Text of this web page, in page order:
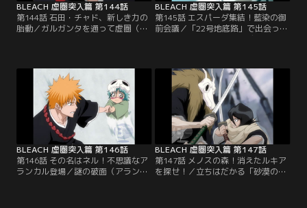
BLEACH 虚圏突入篇 第144話
第144話 石田・チャド、新しき力の
胎動／ガルガンタを通って虚圏（ウ
ントに虚圏（ウェコムンド）に来た
のか半信半疑の3人は、とにかく織
姫の居場所を求めて通路を進んでい
く。しかし、通路にはさまざまなト
ラップが仕掛けてあり、度々危機に
陥る…。【提供：バンダイチャンネ
BLEACH 虚圏突入篇 第145話
第145話 エスパーダ集結！藍染の御
前会議／「22号地底路」で出会った
「アイスリンガー」と「デモウラ」
ド）の地上に出る。そこは全てが夜
で白い砂だけが存在する世界だっ
た。地上に出てすぐに藍染の宮殿・
ラス・ノーチェスを見つけた3人
は、その巨大さに唖然とする…。
【提供：バンダイチャンネル】
BLEACH 虚圏突入篇 第146話
第146話 その名はネル！不思議なア
ランカル登場／謎の破面（アランカ
BLEACH 虚圏突入篇 第147話
第147話 メノスの森！消えたルキア
を探せ！／立ちはだかる「砂漠の番